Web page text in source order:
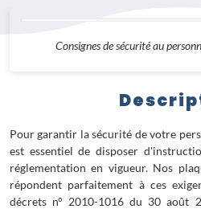
Consignes de sécurité au
Pour garantir la sécurité de votre
est essentiel de disposer
réglementation en vigueur. Nos
répondent parfaitement à ces
décrets n° 2010-1016 du 30 août